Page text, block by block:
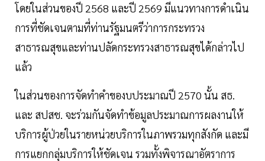
โดยในส่วนของปี 2568 และปี 2569 มีแนวทางการดำเนิน
การที่ชัดเจนตามที่ท่านรัฐมนตรีว่าการกระทรวง
สาธารณสุขและท่านปลัดกระทรวงสาธารณสุขได้กล่าวไป
แล้ว
ในส่วนของการจัดทำคำของบประมาณปี 2570 นั้น สธ.
และ สปสช. จะร่วมกันจัดทำข้อมูลประมาณการผลงานให้
บริการผู้ป่วยในรายหน่วยบริการในภาพรวมทุกสังกัด และมี
การแยกกลุ่มบริการให้ชัดเจน รวมทั้งพิจารณาอัตราการ